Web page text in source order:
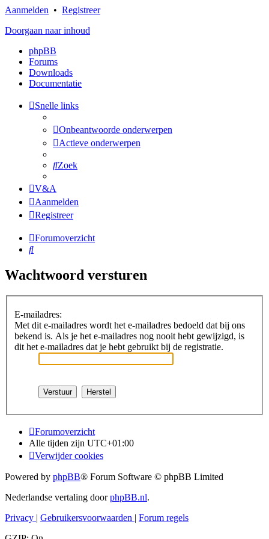
Aanmelden • Registreer
Doorgaan naar inhoud
phpBB
Forums
Downloads
Documentatie
Snelle links
Onbeantwoorde onderwerpen
Actieve onderwerpen
Zoek
V&A
Aanmelden
Registreer
Forumoverzicht
Zoek
Wachtwoord versturen
E-mailadres:
Met dit e-mailadres wordt het e-mailadres bedoeld dat bij ons
bekend is. Als je het e-mailadres nog nooit hebt gewijzigd, is
dit het e-mailadres dat je hebt gebruikt bij de registratie.
Forumoverzicht
Alle tijden zijn UTC+01:00
Verwijder cookies
Powered by phpBB® Forum Software © phpBB Limited
Nederlandse vertaling doorphpBB.nl.
Privacy | Gebruikersvoorwaarden | Forum regels